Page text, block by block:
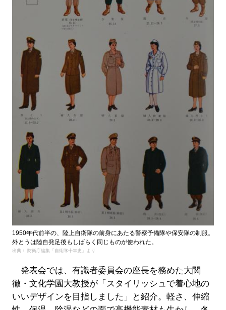
1950年代前半の、陸上自衛隊の前身にあたる警察予備隊や保安隊の制服。
外とうは陸自発足後もしばらく同じものが使われた。
出典： 防衛庁編集「自衛隊十年史」より
発表会では、有識者委員会の座長を務めた大関
徹・文化学園大教授が「スタイリッシュで着心地の
いいデザインを目指しました」と紹介。軽さ、伸縮